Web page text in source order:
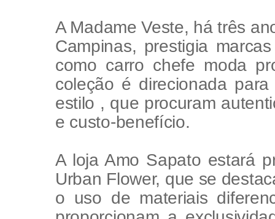
A Madame Veste, há três
Campinas, prestigia
como carro chefe moda
coleção é direcionada
estilo , que procuram
e custo-benefício.
A loja Amo Sapato estará
Urban Flower, que se
o uso de materiais